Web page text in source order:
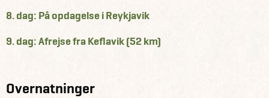
8. dag: På opdagelse i Reykjavik
9. dag: Afrejse fra Keflavik (52 km)
Overnatninger